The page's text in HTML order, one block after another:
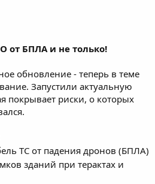
от БПЛА и не только!
обновление - теперь в теме
Запустили актуальную
покрывает риски, о которых
ТС от падения дронов (БПЛА)
зданий при терактах и